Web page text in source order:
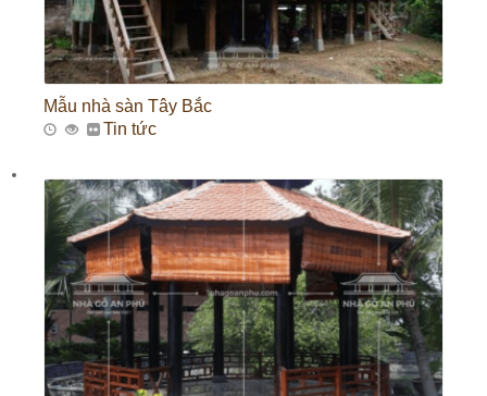
Mẫu nhà sàn Tây Bắc
Tin tức